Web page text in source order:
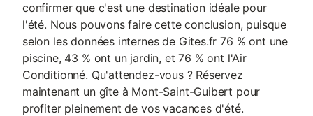
confirmer que c'est une destination idéale pour
l'été. Nous pouvons faire cette conclusion, puisque
selon les données internes de Gites.fr 76 % ont une
piscine, 43 % ont un jardin, et 76 % ont l'Air
Conditionné. Qu'attendez-vous ? Réservez
maintenant un gîte à Mont-Saint-Guibert pour
profiter pleinement de vos vacances d'été.